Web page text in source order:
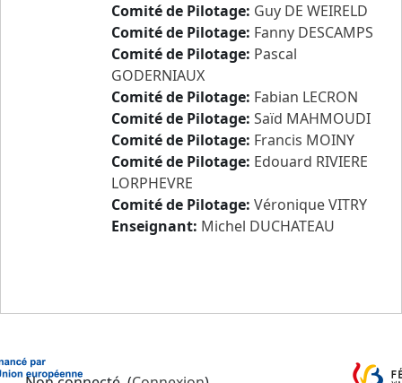
Comité de Pilotage: Guy DE WEIRELD
Comité de Pilotage: Fanny DESCAMPS
Comité de Pilotage: Pascal
GODERNIAUX
Comité de Pilotage: Fabian LECRON
Comité de Pilotage: Saïd MAHMOUDI
Comité de Pilotage: Francis MOINY
Comité de Pilotage: Edouard RIVIERE
LORPHEVRE
Comité de Pilotage: Véronique VITRY
Enseignant: Michel DUCHATEAU